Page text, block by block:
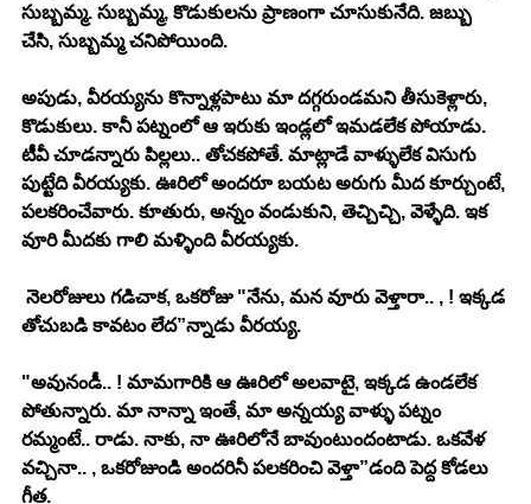
సుబ్బమ్మ. సుబ్బమ్మ, కొడుకులను ప్రాణంగా చూసుకునేది. జబ్బు
చేసి, సుబ్బమ్మ చనిపోయింది.
అపుడు, వీరయ్యను కొన్నాళ్లపాటు మా దగ్గరుండమని తీసుకెళ్లారు,
కొడుకులు. కానీ పట్నంలో ఆ ఇరుకు ఇండ్లలో ఇమడలేక పోయాడు.
టీవీ చూడన్నారు పిల్లలు.. తోచకపోతే. మాట్లాడే వాళ్ళులేక విసుగు
పుట్టేది వీరయ్యకు. ఊరిలో అందరూ బయట అరుగు మీద కూర్చుంటే,
పలకరించేవారు. కూతురు, అన్నం వండుకుని, తెచ్చిచ్చి, వెళ్ళేది. ఇక
వూరి మీదకు గాలి మళ్ళింది వీరయ్యకు.
నెలరోజులు గడిచాక, ఒకరోజు "నేను, మన వూరు వెళ్తారా.. , ! ఇక్కడ
తోచుబడి కావటం లేద”న్నాడు వీరయ్య.
"అవునండీ.. ! మామగారికి ఆ ఊరిలో అలవాటై, ఇక్కడ ఉండలేక
పోతున్నారు. మా నాన్నా ఇంతే, మా అన్నయ్య వాళ్ళు పట్నం
రమ్మంటే.. రాడు. నాకు, నా ఊరిలోనే బావుంటుందంటాడు. ఒకవేళ
వచ్చినా.. , ఒకరోజుండి అందరినీ పలకరించి వెళ్తా”డంది పెద్ద కోడలు
గీత.